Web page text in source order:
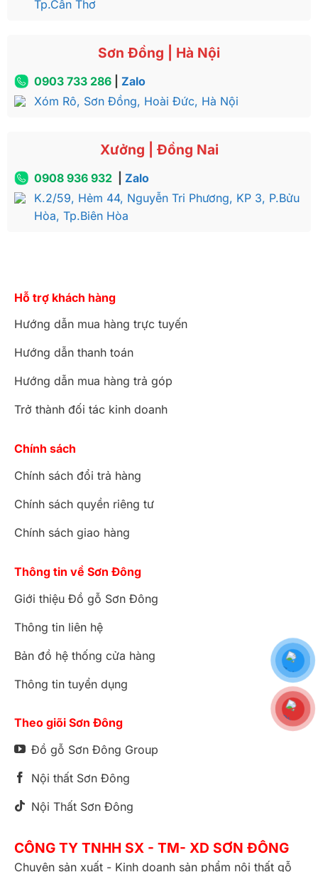
Tp.Cần Thơ
Sơn Đồng | Hà Nội
0903 733 286| Zalo
Xóm Rô, Sơn Đồng, Hoài Đức, Hà Nội
Xưởng | Đồng Nai
0908 936 932
Zalo
K.2/59, Hẻm 44, Nguyễn Tri Phương, KP 3, P.Bửu
Hòa, Tp.Biên Hòa
Hỗ trợ khách hàng
Hướng dẫn mua hàng trực tuyến
Hướng dẫn thanh toán
Hướng dẫn mua hàng trả góp
Trở thành đối tác kinh doanh
Chính sách
Chính sách đổi trả hàng
Chính sách quyền riêng tư
Chính sách giao hàng
Thông tin về Sơn Đông
Giới thiệu Đồ gỗ Sơn Đông
Thông tin liên hệ
Bản đồ hệ thống cửa hàng
Thông tin tuyển dụng
Theo giõi Sơn Đông
Đồ gỗ Sơn Đông Group
Nội thất Sơn Đông
Nội Thất Sơn Đông
CÔNG TY TNHH SX - TM- XD SƠN ĐÔNG
Chuyên sản xuất - Kinh doanh sản phẩm nội thất gỗ